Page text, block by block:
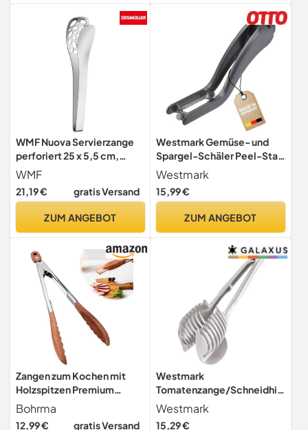
WMF Nuova Servierzange
perforiert 25 x 5,5 cm,
Nudelzange, Spargelzange,
Antipastizange, Cromargan
Edelstahl poliert,
WMF
21,19 € gratis Versand
ZUM ANGEBOT
Westmark Gemüse- und
Spargel-Schäler Peel-Star
Alu "Special Dark Edition",
Edelstahlklingen,
hochwertige
Aluminium/Edelstahl,
Westmark
15,99 €
ZUM ANGEBOT
Zangen zum Kochen mit
Holzspitzen Premium
Küchenzange aus Holz und
rostfreiem Edelstahl -
Bohrma
12,99 € gratis Versand
Westmark
Tomatenzange/Schneidhilf
e, Für gleichmäßig
geschnittene Scheiben,
Westmark
15,29 €